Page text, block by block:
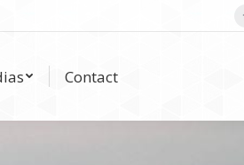
Contact
Contact